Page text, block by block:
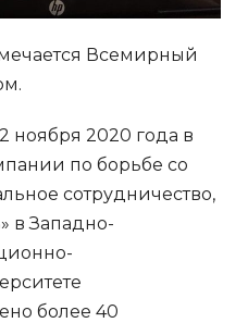
Всемирный
ноября 2020 года в
по борьбе со
сотрудничество,
в Западно-
более 40